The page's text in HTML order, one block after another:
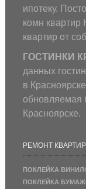
ипотеку.
комн квартир
квартир от
ГОСТИНКИ
данных
в
обновляемая
Красноярске.
РЕМОНТ КВАРТИР
ПОКЛЕЙКА
ПОКЛЕЙКА